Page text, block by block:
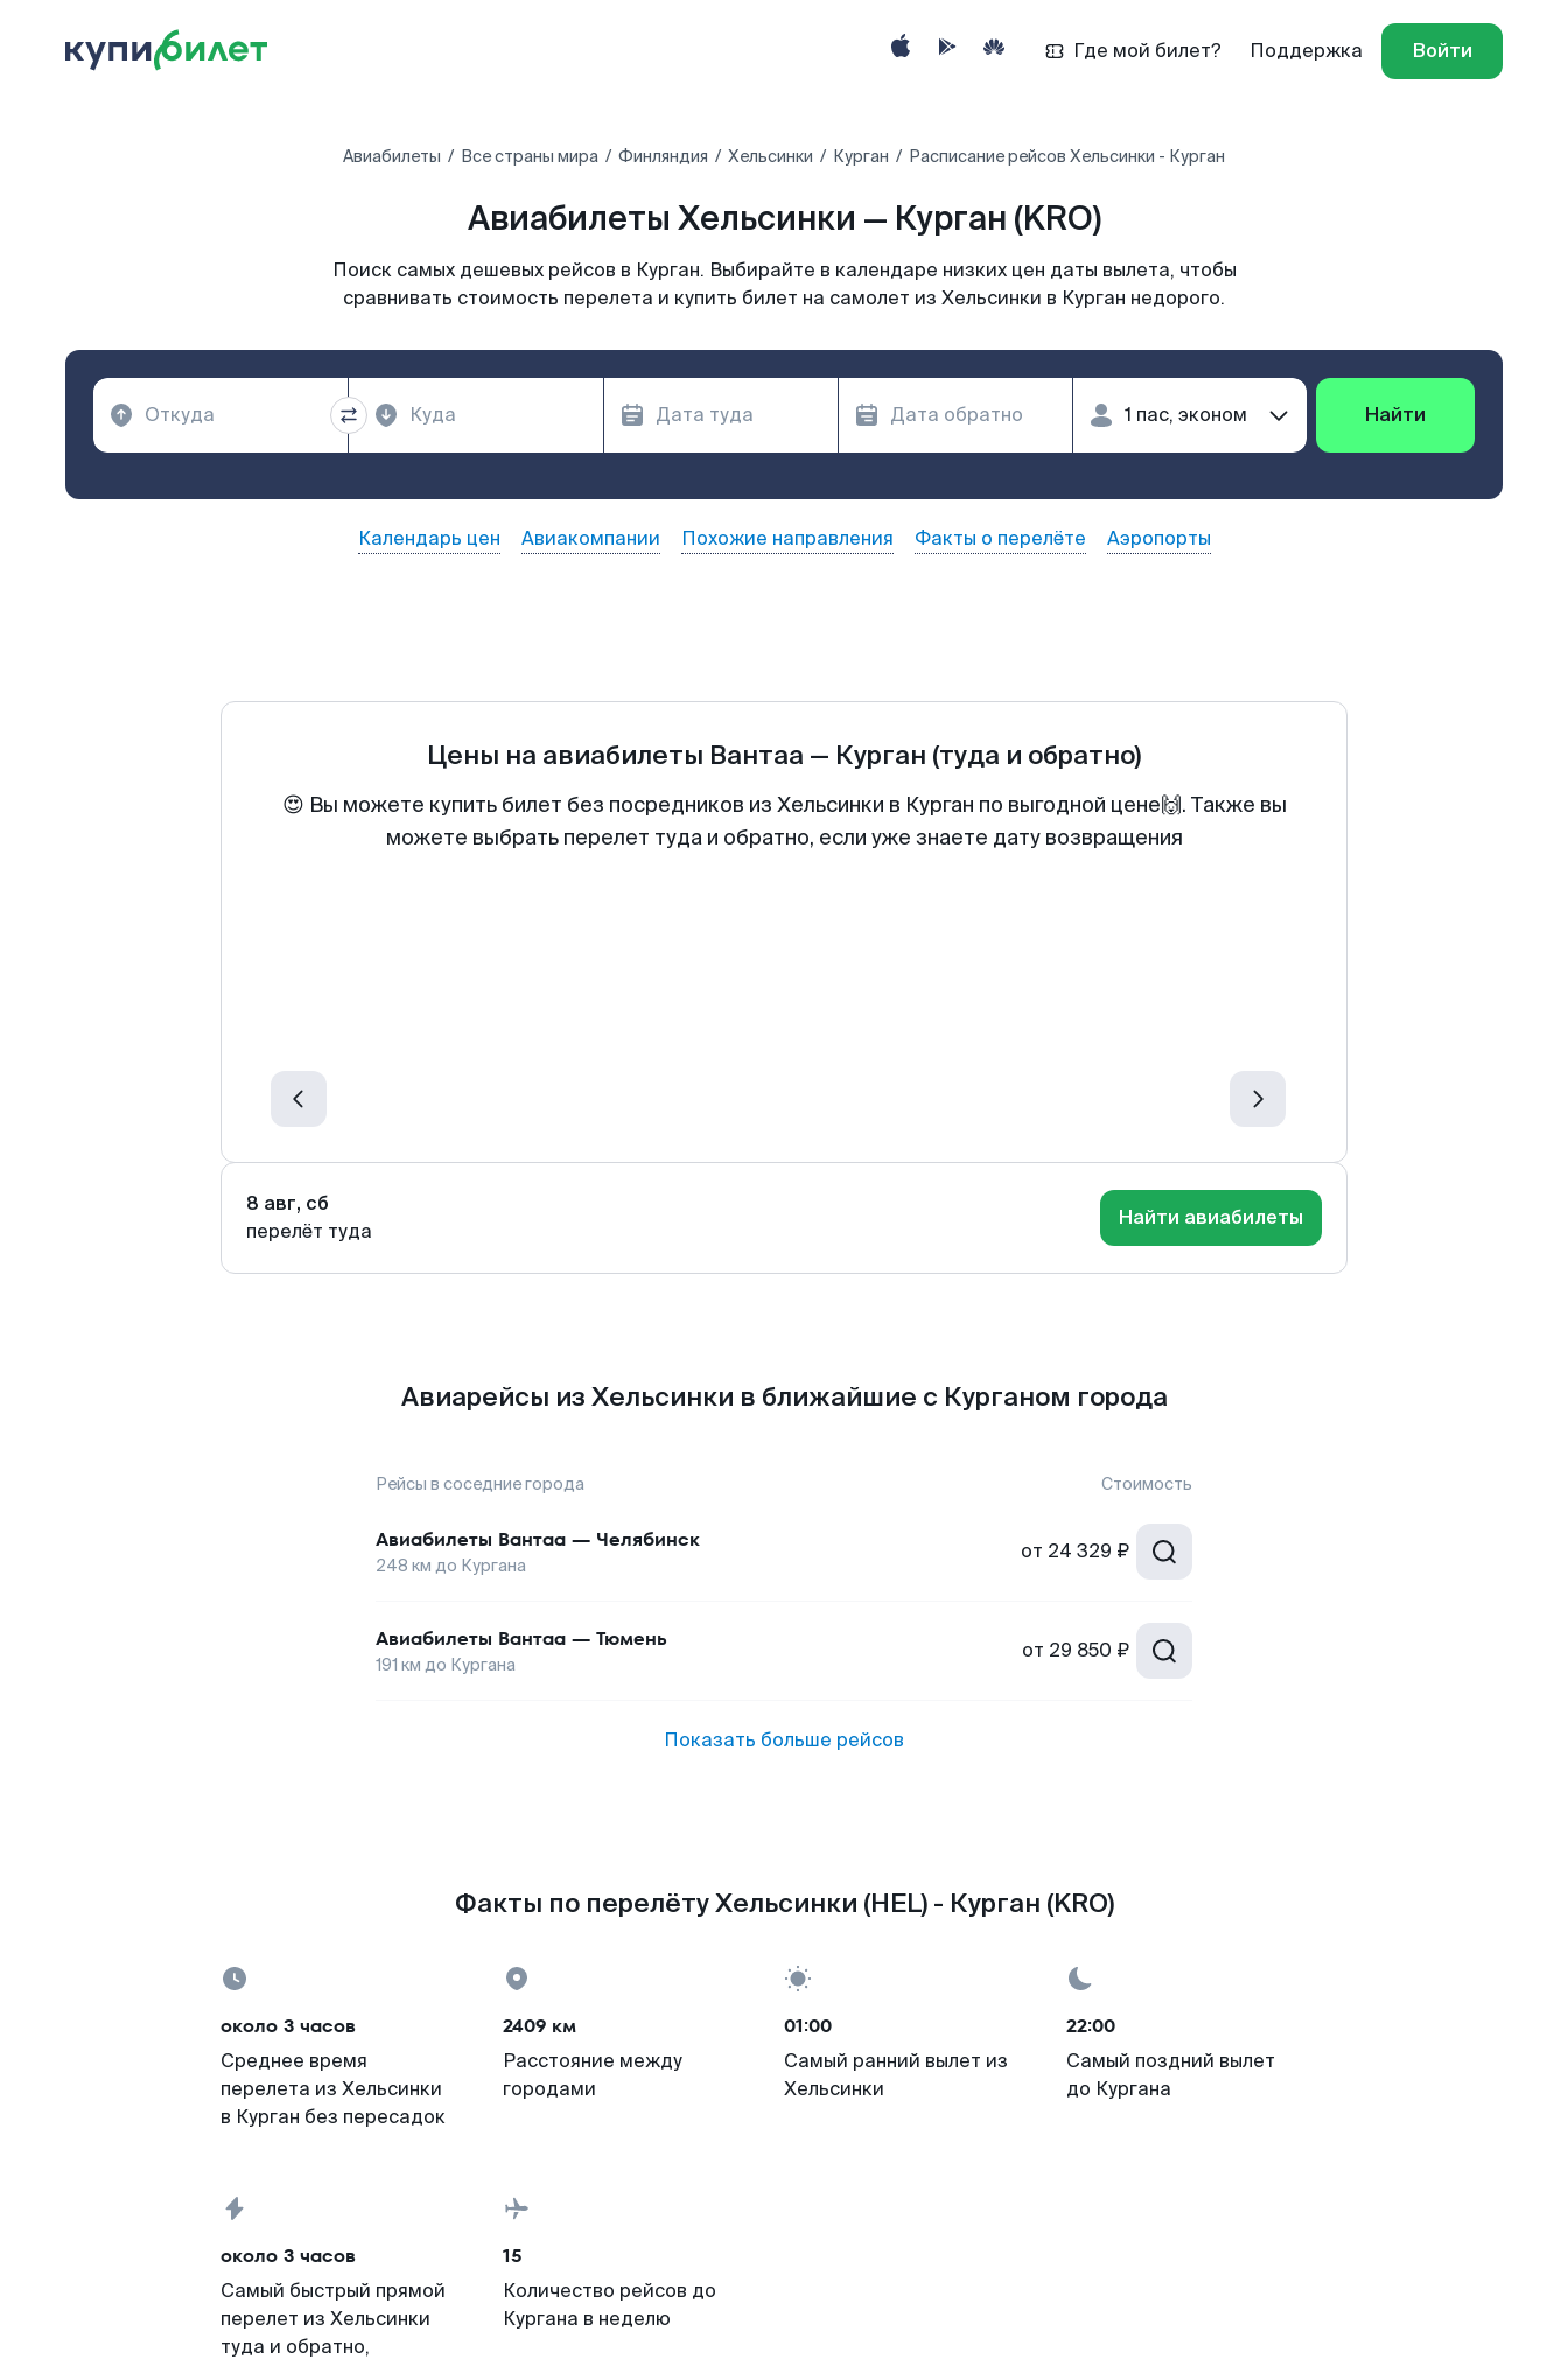
Где мой билет? Поддержка Войти
Авиабилеты Все страны мира Финляндия Хельсинки Курган Расписание рейсов Хельсинки - Курган
Авиабилеты Хельсинки — Курган (KRO)
Поиск самых дешевых рейсов в Курган. Выбирайте в календаре низких цен даты вылета, чтобы
сравнивать стоимость перелета и купить билет на самолет из Хельсинки в Курган недорого.
Найти
Календарь цен Авиакомпании Похожие направления Факты о перелёте Аэропорты
Цены на авиабилеты Вантаа — Курган (туда и обратно)
😍 Вы можете купить билет без посредников из Хельсинки в Курган по выгодной цене🙌. Также вы
можете выбрать перелет туда и обратно, если уже знаете дату возвращения
8 авг, сб
перелёт туда
Найти авиабилеты
Авиарейсы из Хельсинки в ближайшие с Курганом города
Рейсы в соседние города Стоимость
Авиабилеты Вантаа — Челябинск
248 км до Кургана
от 24 329 ₽
Авиабилеты Вантаа — Тюмень
191 км до Кургана
от 29 850 ₽
Показать больше рейсов
Факты по перелёту Хельсинки (HEL) - Курган (KRO)
около 3 часов
Среднее время
перелета из Хельсинки
в Курган без пересадок
2409 км
Расстояние между
городами
01:00
Самый ранний вылет из
Хельсинки
22:00
Самый поздний вылет
до Кургана
около 3 часов
Самый быстрый прямой
перелет из Хельсинки
туда и обратно,
15
Количество рейсов до
Кургана в неделю